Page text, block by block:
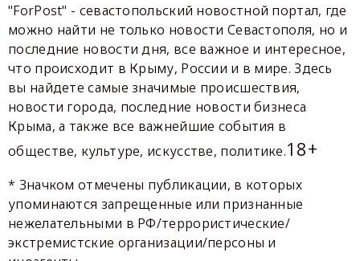
"ForPost" - севастопольский новостной портал, где
можно найти не только новости Севастополя, но и
последние новости дня, все важное и интересное,
что происходит в Крыму, России и в мире. Здесь
вы найдете самые значимые происшествия,
новости города, последние новости бизнеса
Крыма, а также все важнейшие события в
обществе, культуре, искусстве, политике.18+
* Значком отмечены публикации, в которых
упоминаются запрещенные или признанные
нежелательными в РФ/террористические/
экстремистские организации/персоны и